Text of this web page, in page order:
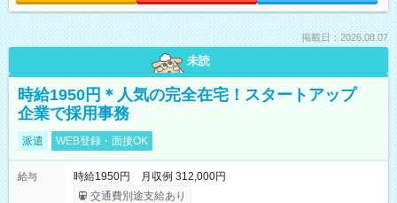
掲載日：2026.08.07
未読
時給1950円＊人気の完全在宅！スタートアップ
企業で採用事務
派遣 WEB登録・面接OK
給与
時給1950円 月収例 312,000円
交通費別途支給あり